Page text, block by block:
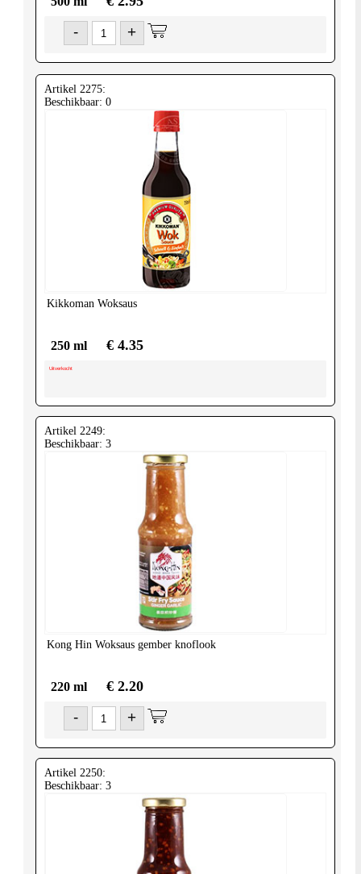
- +
Artikel 2275:
Beschikbaar: 0
Kikkoman Woksaus
250 ml € 4.35
Uitverkocht
Artikel 2249:
Beschikbaar: 3
Kong Hin Woksaus gember knoflook
220 ml € 2.20
- +
Artikel 2250:
Beschikbaar: 3